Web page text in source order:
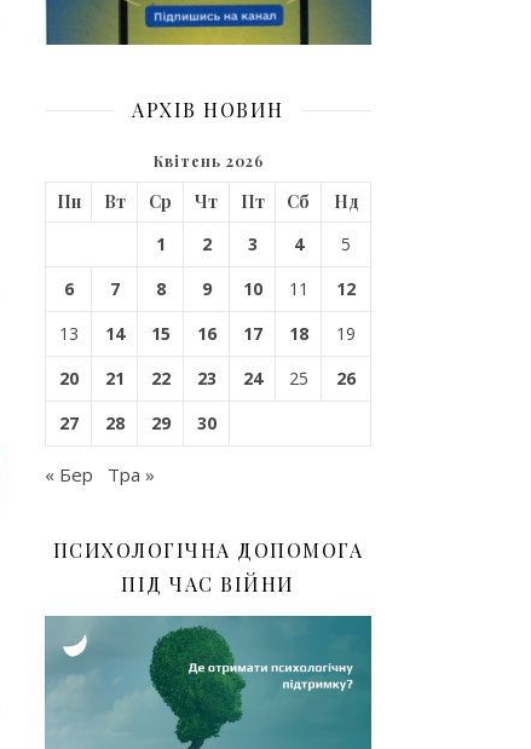
АРХІВ НОВИН
Квітень 2026
Пн Вт Ср Чт Пт Сб
Нд
1
2 3 4
5
6
7 8 9 10 11
12
13
14 15 16 17 18
19
20
21 22 23 24 25
26
27
28 29 30
« Бер Тра »
ПСИХОЛОГІЧНА ДОПОМОГА
ПІД ЧАС ВІЙНИ